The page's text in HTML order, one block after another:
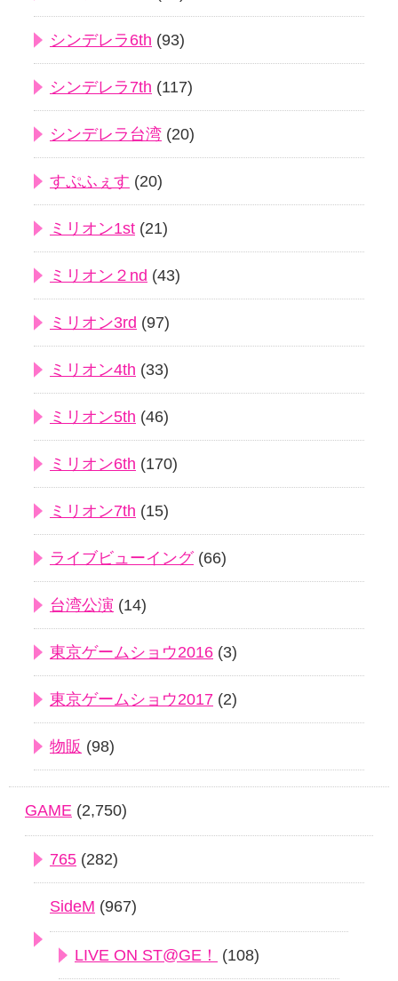
シンデレラ6th (93)
シンデレラ7th (117)
シンデレラ台湾 (20)
すぷふぇす (20)
ミリオン1st (21)
ミリオン２nd (43)
ミリオン3rd (97)
ミリオン4th (33)
ミリオン5th (46)
ミリオン6th (170)
ミリオン7th (15)
ライブビューイング(66)
台湾公演 (14)
東京ゲームショウ2016 (3)
東京ゲームショウ2017 (2)
物販 (98)
GAME (2,750)
765 (282)
SideM (967)
LIVE ON ST@GE！ (108)